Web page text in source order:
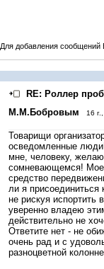
Для добавления сообщений
RE: Роллер
М.М.Бобровым
16
Товарищи
осведомленные
мне, человеку,
сомневающемся! Мое
средство
ли я
не рискуя испортить
уверенно владею
действительно не
Ответите нет - не
очень рад и с
разноцветной